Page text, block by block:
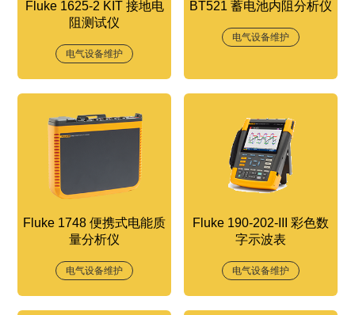
Fluke 1625-2 KIT 接地电
阻测试仪
电气设备维护
BT521 蓄电池内阻分析仪
电气设备维护
Fluke 1748 便携式电能质
量分析仪
电气设备维护
Fluke 190-202-III 彩色数
字示波表
电气设备维护